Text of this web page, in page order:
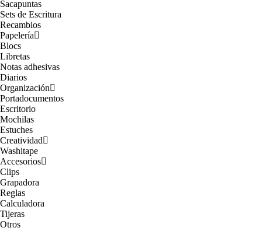
Sacapuntas
Sets de Escritura
Recambios
Papelería
Blocs
Libretas
Notas adhesivas
Diarios
Organización
Portadocumentos
Escritorio
Mochilas
Estuches
Creatividad
Washitape
Accesorios
Clips
Grapadora
Reglas
Calculadora
Tijeras
Otros